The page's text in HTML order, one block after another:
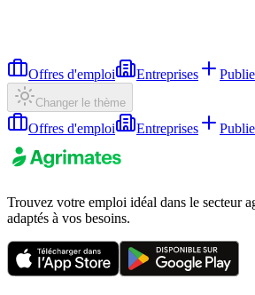
Offres d'emploi Entreprises
Changer le thème
Offres d'emploi Entreprises
Trouvez votre emploi idéal dans le secteur
adaptés à vos besoins.